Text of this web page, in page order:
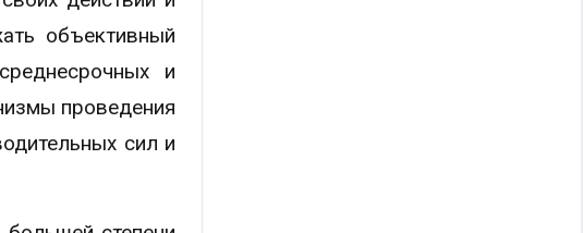
объективный
и
проведения
сил и